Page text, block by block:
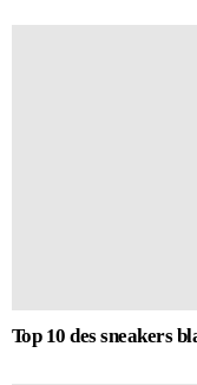
Top 10 des sneakers